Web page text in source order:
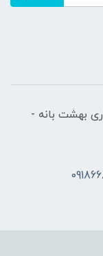
بهشت بانه -